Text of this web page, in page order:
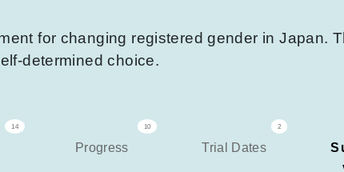
for changing registered gender in Japan.
determined choice.
14 10
Progress
2
Trial Dates